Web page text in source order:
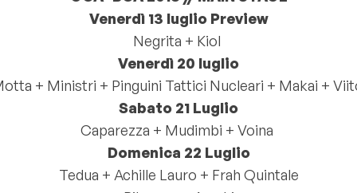
Venerdì 13 luglio Preview
Negrita + Kiol
Venerdì 20 luglio
+ Ministri + Pinguini Tattici Nucleari + Makai +
Sabato 21 Luglio
Caparezza + Mudimbi + Voina
Domenica 22 Luglio
Tedua + Achille Lauro + Frah Quintale